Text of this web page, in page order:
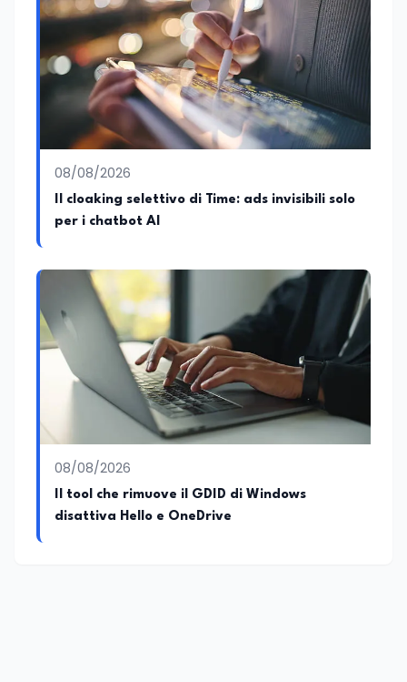
08/08/2026
Il cloaking selettivo di Time: ads invisibili solo
per i chatbot AI
08/08/2026
Il tool che rimuove il GDID di Windows
disattiva Hello e OneDrive